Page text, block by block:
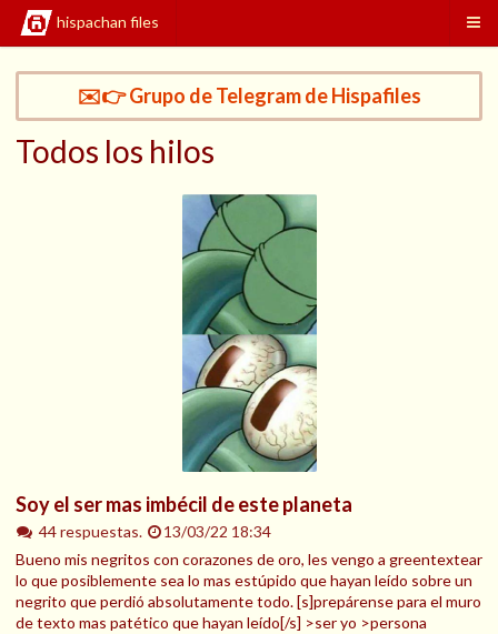
hispachan files
✉️👉 Grupo de Telegram de Hispafiles
Todos los hilos
Soy el ser mas imbécil de este planeta
44 respuestas.
13/03/22 18:34
Bueno mis negritos con corazones de oro, les vengo a greentextear
lo que posiblemente sea lo mas estúpido que hayan leído sobre un
negrito que perdió absolutamente todo. [s]prepárense para el muro
de texto mas patético que hayan leído[/s] >ser yo >persona